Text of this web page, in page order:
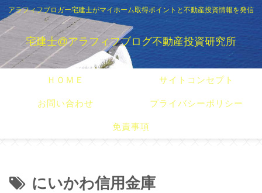
アラフィフブロガー宅建士がマイホーム取得ポイントと不動産投資情報を発信
宅建士@アラフィフブログ不動産投資研究所
ＨＯＭＥ サイトコンセプト
お問い合わせ プライバシーポリシー
免責事項
にいかわ信用金庫